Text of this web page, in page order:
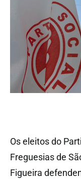
Os eleitos do
Freguesias de
Figueira